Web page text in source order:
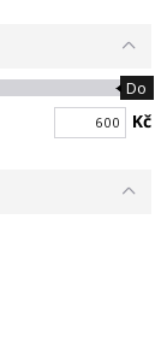
Do
Kč